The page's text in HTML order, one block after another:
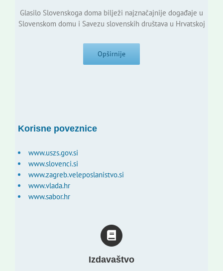
Glasilo Slovenskoga doma bilježi najznačajnije događaje u
Slovenskom domu i Savezu slovenskih društava u Hrvatskoj
Opširnije
Korisne poveznice
www.uszs.gov.si
www.slovenci.si
www.zagreb.veleposlanistvo.si
www.vlada.hr
www.sabor.hr
Izdavaštvo